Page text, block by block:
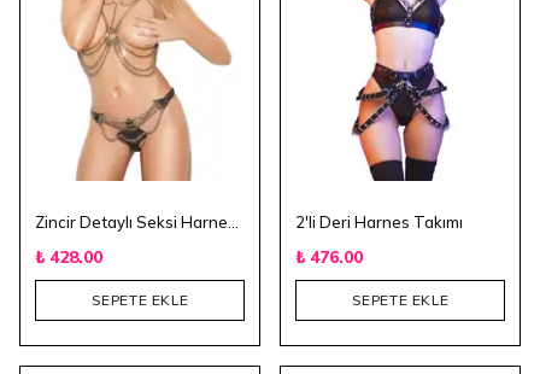
₺ 428.00
SEPETE EKLE
2'li Deri Harnes Takımı
₺ 476.00
SEPETE EKLE